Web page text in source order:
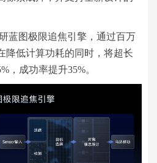
蓝图极限追焦引擎，通过百万
降低计算功耗的同时，将超长
，成功率提升35%。